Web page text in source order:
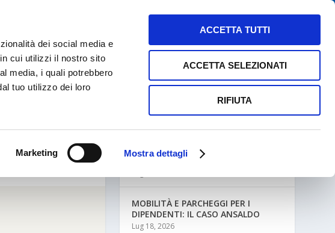
dei social media e
cui utilizzi il nostro sito
media, i quali potrebbero
tuo utilizzo dei loro
Marketing Mostra dettagli
ACCETTA TUTTI
ACCETTA SELEZIONATI
RIFIUTA
MAPPE PARCHEGGI CONTATTI
ULTIME NEWS
MOBILITÀ AZIENDALE E PARCHEGGI
MOBILITÀ E PARCHEGGI PER I
DIPENDENTI: IL CASO ANSALDO
Lug 18, 2026